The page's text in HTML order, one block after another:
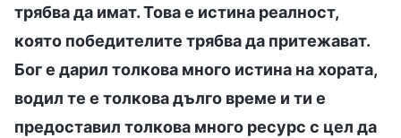
трябва да имат. Това е истина реалност,
която победителите трябва да притежават.
Бог е дарил толкова много истина на хората,
водил те е толкова дълго време и ти е
предоставил толкова много ресурс с цел да